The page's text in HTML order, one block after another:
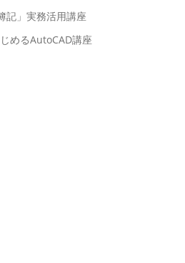
記」実務活用講座
めるAutoCAD講座